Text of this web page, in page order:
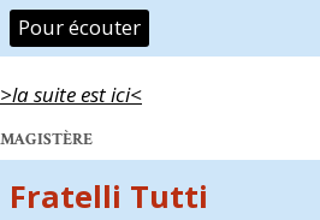
Pour écouter
>la suite est ici<
MAGISTÈRE
Fratelli Tutti